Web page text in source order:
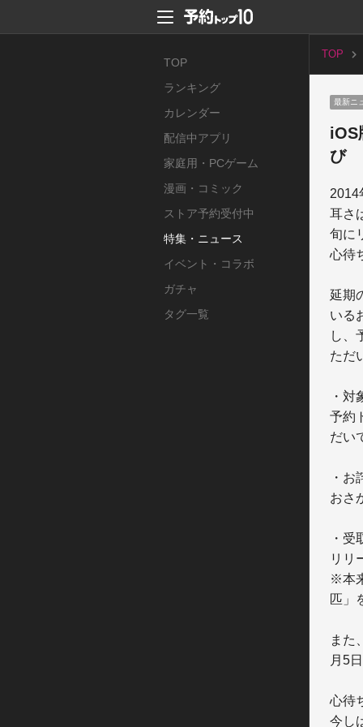
TOP
ランキング
カレンダー
配信中アプリ
家庭用・PCゲーム
漫画・コミック
ストア予約受付中
特集・ニュース
イベント・コラボ
ガチャ
タグ一覧
TOP
最新ニ
iOS
び
2014
耳さ
旬に
心待
延期
いる
し、
ただ
・対
予約
だい
・お
おさ
・受
リリ
※本
匹」
また
月5
心待
今し